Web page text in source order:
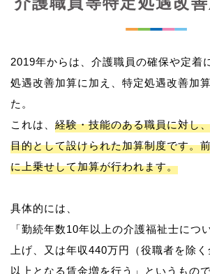
2019年からは、介護職員の確保や定着
処遇改善加算に加え、特定処遇改善加
た。
これは、 経験・技能のある職員に対し
目的として設けられた加算制度です。
に上乗せして加算が行われます。
具体的には、
「勤続年数10年以上の介護福祉士につ
上げ、又は年収440万円（役職者を除く